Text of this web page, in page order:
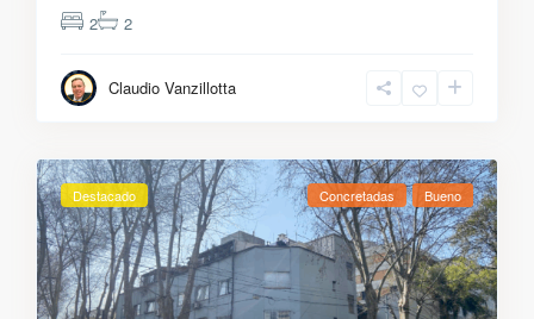
2
2
Claudio Vanzillotta
Destacado Concretadas Bueno